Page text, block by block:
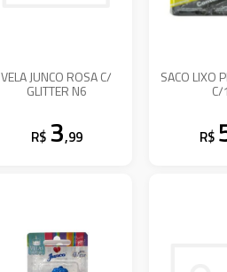
VELA JUNCO ROSA C/
GLITTER N6
R$ 3,99
SACO LIXO
R$